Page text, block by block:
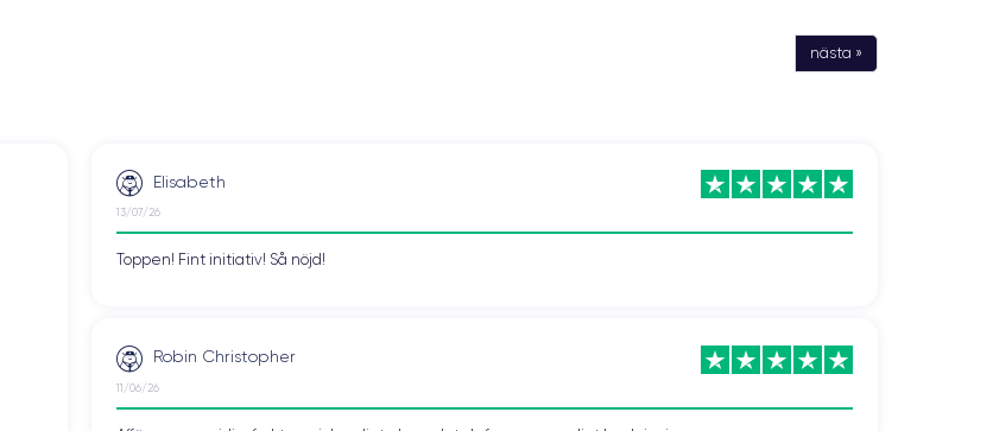
nästa »
Elisabeth
13/07/26
Toppen! Fint initiativ! Så nöjd!
Robin Christopher
11/06/26